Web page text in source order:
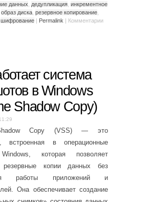
данных
дедупликация инкрементное
образ диска резервное копирование
шифрование | Permalink | Комментарии
система
в Windows
Shadow Copy)
Copy (VSS) — это
встроенная в операционные
которая позволяет
резервные копии данных без
работы приложений и
Она обеспечивает создание